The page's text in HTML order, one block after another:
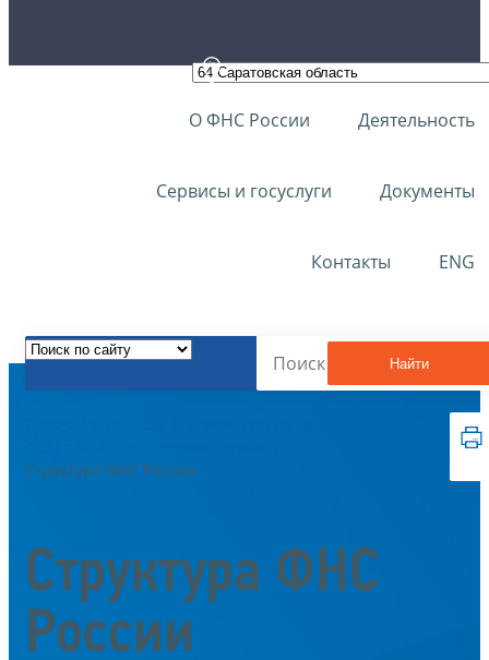
О ФНС России Деятельность
Сервисы и госуслуги Документы
Контакты ENG
Найти
Структура ФНС России
Структура ФНС
России